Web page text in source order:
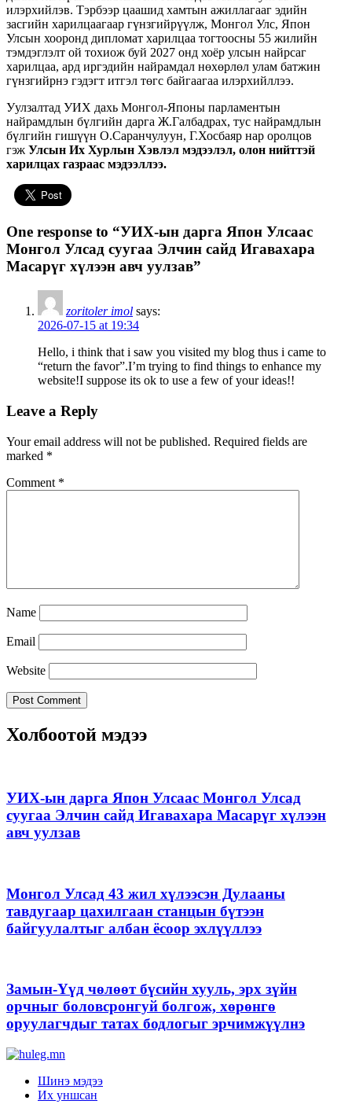
илэрхийлэв. Тэрбээр цаашид хамтын ажиллагааг эдийн
засгийн харилцаагаар гүнзгийрүүлж, Монгол Улс, Япон
Улсын хооронд дипломат харилцаа тогтоосны 55 жилийн
тэмдэглэлт ой тохиож буй 2027 онд хоёр улсын найрсаг
харилцаа, ард иргэдийн найрамдал нөхөрлөл улам батжин
гүнзгийрнэ гэдэгт итгэл төгс байгаагаа илэрхийллээ.
Уулзалтад УИХ дахь Монгол-Японы парламентын
найрамдлын бүлгийн дарга Ж.Галбадрах, тус найрамдлын
бүлгийн гишүүн О.Саранчулуун, Г.Хосбаяр нар оролцов
гэж Улсын Их Хурлын Хэвлэл мэдээлэл, олон нийттэй
харилцах газраас мэдээллээ.
One response to “УИХ-ын дарга Япон Улсаас
Монгол Улсад суугаа Элчин сайд Игавахара
Масарүг хүлээн авч уулзав”
zoritoler imol says:
2026-07-15 at 19:34
Hello, i think that i saw you visited my blog thus i came to
“return the favor”.I’m trying to find things to enhance my
website!I suppose its ok to use a few of your ideas!!
Leave a Reply
Your email address will not be published. Required fields are
marked *
Comment *
Name
Email
Website
Холбоотой мэдээ
УИХ-ын дарга Япон Улсаас Монгол Улсад
суугаа Элчин сайд Игавахара Масарүг хүлээн
авч уулзав
Монгол Улсад 43 жил хүлээсэн Дулааны
тавдугаар цахилгаан станцын бүтээн
байгуулалтыг албан ёсоор эхлүүллээ
Замын-Үүд чөлөөт бүсийн хууль, эрх зүйн
орчныг боловсронгуй болгож, хөрөнгө
оруулагчдыг татах бодлогыг эрчимжүүлнэ
Шинэ мэдээ
Их уншсан